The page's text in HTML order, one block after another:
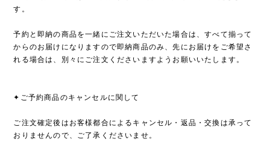
す。
予約と即納の商品を一緒にご注文いただいた場合は、すべて揃って
からのお届けになりますので即納商品のみ、先にお届けをご希望さ
れる場合は、別々にご注文くださいますようお願いいたします。
✦ご予約商品のキャンセルに関して
ご注文確定後はお客様都合によるキャンセル・返品・交換は承って
おりませんので、ご了承くださいませ。